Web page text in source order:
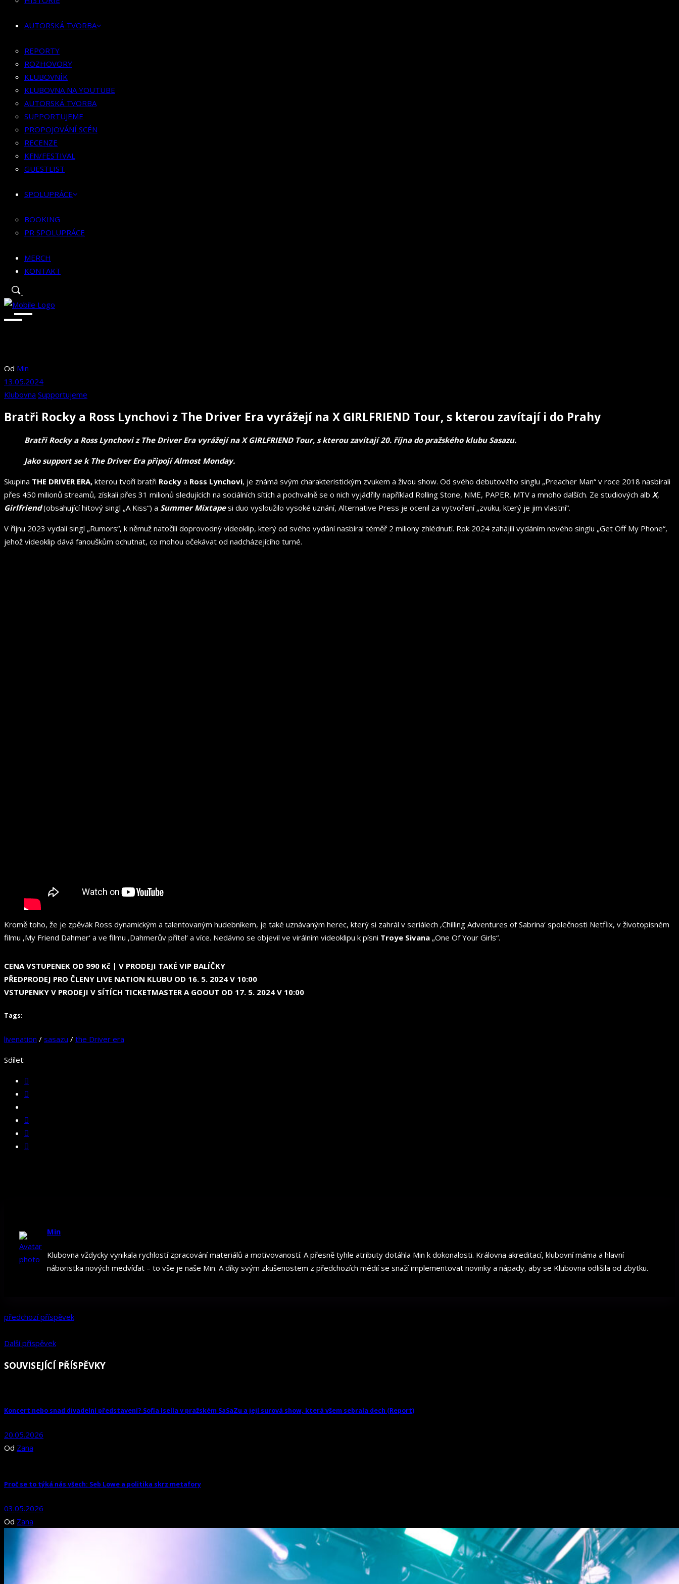
KLUBOVNA NA YOUTUBE
SUPPORTUJEME
PROPOJOVÁNÍ SCÉN
RECENZE
KFN/FESTIVAL
GUESTLIST
SPOLUPRÁCE
BOOKING
PR SPOLUPRÁCE
MERCH
AUTORSKÁ TVORBA
REPORTY
ROZHOVORY
KLUBOVNÍK
KLUBOVNA NA YOUTUBE
AUTORSKÁ TVORBA
SUPPORTUJEME
PROPOJOVÁNÍ SCÉN
RECENZE
KFN/FESTIVAL
GUESTLIST
SPOLUPRÁCE
BOOKING
PR SPOLUPRÁCE
MERCH
KONTAKT
Od Min
13.05.2024
Klubovna Supportujeme
Bratři Rocky a Ross Lynchovi z The Driver Era vyrážejí na X GIRLFRIEND Tour, s kterou zavítají i do Prahy
Bratři Rocky a Ross Lynchovi z The Driver Era vyrážejí na X GIRLFRIEND Tour, s kterou zavítají 20. října do pražského klubu Sasazu.
Jako support se k The Driver Era připojí Almost Monday.
Skupina THE DRIVER ERA, kterou tvoří bratři Rocky a Ross Lynchovi, je známá svým charakteristickým zvukem a živou show. Od svého debutového singlu „Preacher Man“ v roce 2018 nasbírali
přes 450 milionů streamů, získali přes 31 milionů sledujících na sociálních sítích a pochvalně se o nich vyjádřily například Rolling Stone, NME, PAPER, MTV a mnoho dalších. Ze studiových alb X,
Girlfriend (obsahující hitový singl „A Kiss“) a Summer Mixtapesi duo vysloužilo vysoké uznání, Alternative Press je ocenil za vytvoření „zvuku, který je jim vlastní“.
V říjnu 2023 vydali singl „Rumors“, k němuž natočili doprovodný videoklip, který od svého vydání nasbíral téměř 2 miliony zhlédnutí. Rok 2024 zahájili vydáním nového singlu „Get Off My Phone“,
jehož videoklip dává fanouškům ochutnat, co mohou očekávat od nadcházejícího turné.
Kromě toho, že je zpěvák Ross dynamickým a talentovaným hudebníkem, je také uznávaným herec, který si zahrál v seriálech ‚Chilling Adventures of Sabrina‘ společnosti Netflix, v životopisném
filmu ‚My Friend Dahmer‘ a ve filmu ‚Dahmerův přítel‘ a více. Nedávno se objevil ve virálním videoklipu k písni Troye Sivana „One Of Your Girls“.
CENA VSTUPENEK OD 990 Kč | V PRODEJI TAKÉ VIP BALÍČKY
PŘEDPRODEJ PRO ČLENY LIVE NATION KLUBU OD 16. 5. 2024 V 10:00
VSTUPENKY V PRODEJI V SÍTÍCH TICKETMASTER A GOOUT OD 17. 5. 2024 V 10:00
Tags:
livenation / sasazu / the Driver era
Sdílet:
Min
Klubovna vždycky vynikala rychlostí zpracování materiálů a motivovaností. A přesně tyhle atributy dotáhla Min k dokonalosti. Královna akreditací, klubovní máma a hlavní
náboristka nových medvíďat – to vše je naše Min. A díky svým zkušenostem z předchozích médií se snaží implementovat novinky a nápady, aby se Klubovna odlišila od zbytku.
předchozí příspěvek
Další příspěvek
SOUVISEJÍCÍ PŘÍSPĚVKY
Koncert nebo snad divadelní představení? Sofia Isella v pražském SaSaZu a její surová show, která všem sebrala dech (Report)
20.05.2026
Od Zana
Proč se to týká nás všech: Seb Lowe a politika skrz metafory
03.05.2026
Od Zana